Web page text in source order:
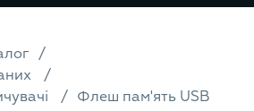
Флеш пам'ять USB